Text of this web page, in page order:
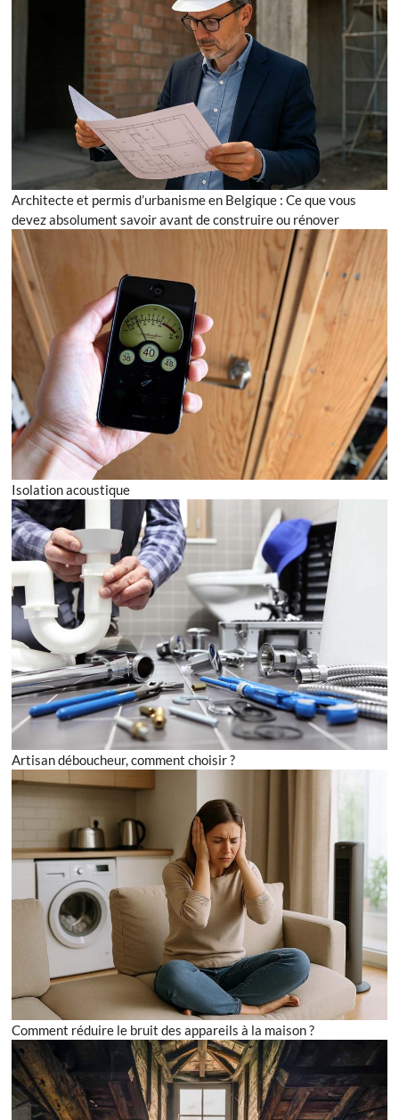
Architecte et permis d’urbanisme en Belgique : Ce que vous
devez absolument savoir avant de construire ou rénover
Isolation acoustique
Artisan déboucheur, comment choisir ?
Comment réduire le bruit des appareils à la maison ?